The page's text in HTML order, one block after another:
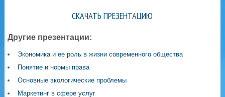
СКАЧАТЬ ПРЕЗЕНТАЦИЮ
Другие презентации:
Экономика и ее роль в жизни современного общества
Понятие и нормы права
Основные экологические проблемы
Маркетинг в сфере услуг